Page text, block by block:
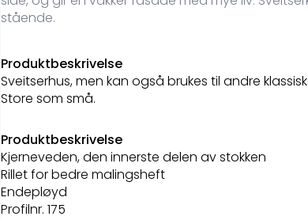
stående.
Produktbeskrivelse
Sveitserhus, men kan også brukes til andre
Store som små.
Produktbeskrivelse
Kjerneveden, den innerste delen av stokken
Rillet for bedre malingsheft
Endepløyd
Profilnr. 175